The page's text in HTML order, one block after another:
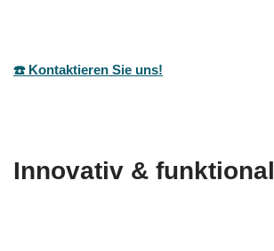
☎️ Kontaktieren Sie uns!
Innovativ & funktional